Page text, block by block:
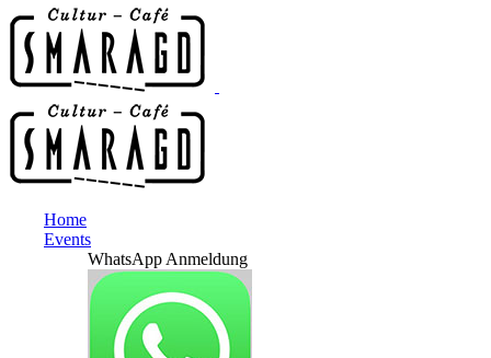
Home
Events
WhatsApp Anmeldung